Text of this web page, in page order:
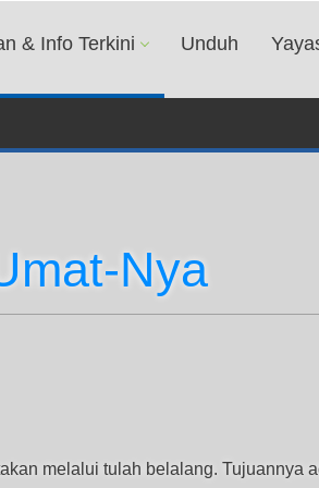
& Info Terkini Unduh
Nya
melalui tulah belalang. Tujuannya